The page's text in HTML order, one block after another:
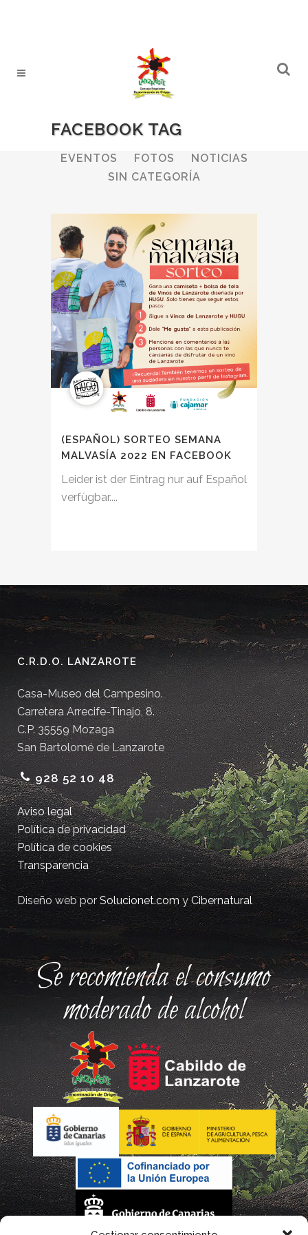
FACEBOOK TAG
ALL BODEGAS
BOLETINES
EVENTOS
FOTOS
NOTICIAS
SIN CATEGORÍA
(ESPAÑOL) SORTEO SEMANA
MALVASÍA 2022 EN FACEBOOK
Leider ist der Eintrag nur auf Español
verfügbar....
C.R.D.O. LANZAROTE
Casa-Museo del Campesino.
Carretera Arrecife-Tinajo, 8.
C.P. 35559 Mozaga
San Bartolomé de Lanzarote
928 52 10 48
Aviso legal
Política de privacidad
Política de cookies
Transparencia
Diseño web porSolucionet.comyCibernatural
Se recomienda el consumo
moderado de alcohol